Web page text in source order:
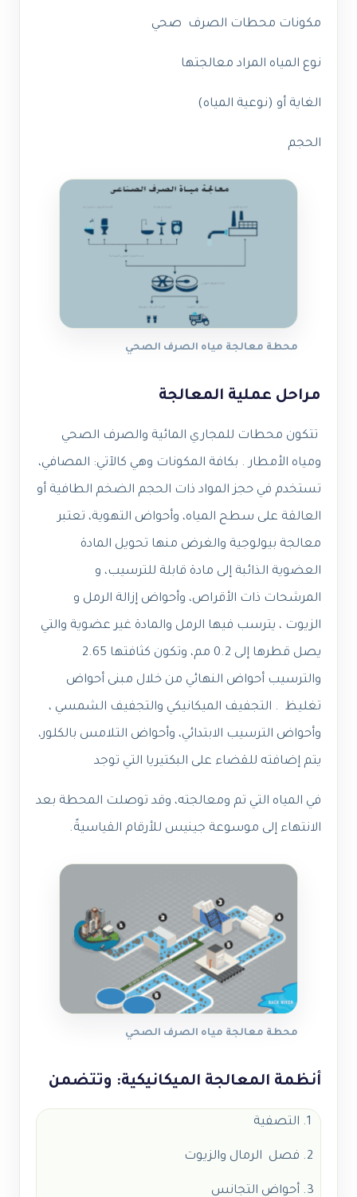
مكونات محطات الصرف صحي
نوع المياه المراد معالجتها
الغاية أو (نوعية المياه)
الحجم
محطة معالجة مياه الصرف الصحي
مراحل عملية المعالجة
تتكون محطات للمجاري المائية والصرف الصحي
ومياه الأمطار . بكافة المكونات وهي كالآتي: المصافي،
تستخدم في حجز المواد ذات الحجم الضخم الطافية أو
العالقة على سطح المياه، وأحواض التهوية، تعتبر
معالجة بيولوجية والغرض منها تحويل المادة
العضوية الذائبة إلى مادة قابلة للترسيب، و
المرشحات ذات الأقراص، وأحواض إزالة الرمل و
الزيوت ، يترسب فيها الرمل والمادة غير عضوية والتي
يصل قطرها إلى 0.2 مم، وتكون كثافتها 2.65
والترسيب أحواض النهائي من خلال مبنى أحواض
تغليظ . التجفيف الميكانيكي والتجفيف الشمسي ،
وأحواض الترسيب الابتدائي، وأحواض التلامس بالكلور،
يتم إضافته للقضاء على البكتيريا التي توجد
في المياه التي تم ومعالجته، وقد توصلت المحطة بعد
الانتهاء إلى موسوعة جينيس للأرقام القياسيةً.
محطة معالجة مياه الصرف الصحي
أنظمة المعالجة الميكانيكية: وتتضمن
التصفية
فصل الرمال والزيوت
أحواض التجانس